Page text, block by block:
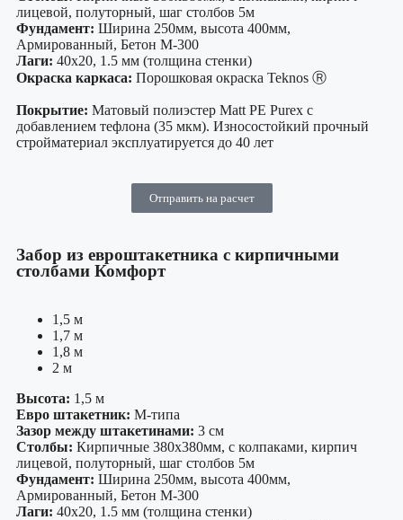
лицевой, полуторный, шаг столбов 5м
Фундамент: Ширина 250мм, высота 400мм,
Армированный, Бетон М-300
Лаги: 40х20, 1.5 мм (толщина стенки)
Окраска каркаса: Порошковая окраска Teknos Ⓡ
Покрытие: Матовый полиэстер Matt PE Purex с
добавлением тефлона (35 мкм). Износостойкий прочный
стройматериал эксплуатируется до 40 лет
Отправить на расчет
Забор из евроштакетника с кирпичными
столбами Комфорт
1,5 м
1,7 м
1,8 м
2 м
Высота: 1,5 м
Евро штакетник: М-типа
Зазор между штакетинами: 3 см
Столбы: Кирпичные 380х380мм, с колпаками, кирпич
лицевой, полуторный, шаг столбов 5м
Фундамент: Ширина 250мм, высота 400мм,
Армированный, Бетон М-300
Лаги: 40х20, 1.5 мм (толщина стенки)